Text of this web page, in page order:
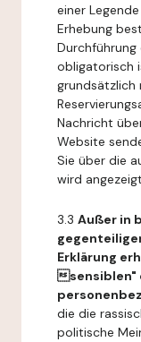
einer
Erhebung
Durchführung
obligatorisch
grundsätzlich
Nachricht
Website
Sie über die
wird
3.3 Außer in
Erklärung
sensiblen"
die die
politische